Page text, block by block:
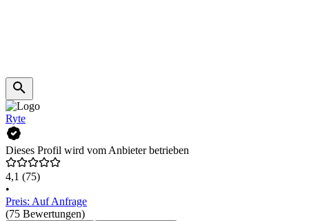
Ryte
Dieses Profil wird vom Anbieter betrieben
4,1 (75)
•
Preis: Auf Anfrage
(75 Bewertungen)